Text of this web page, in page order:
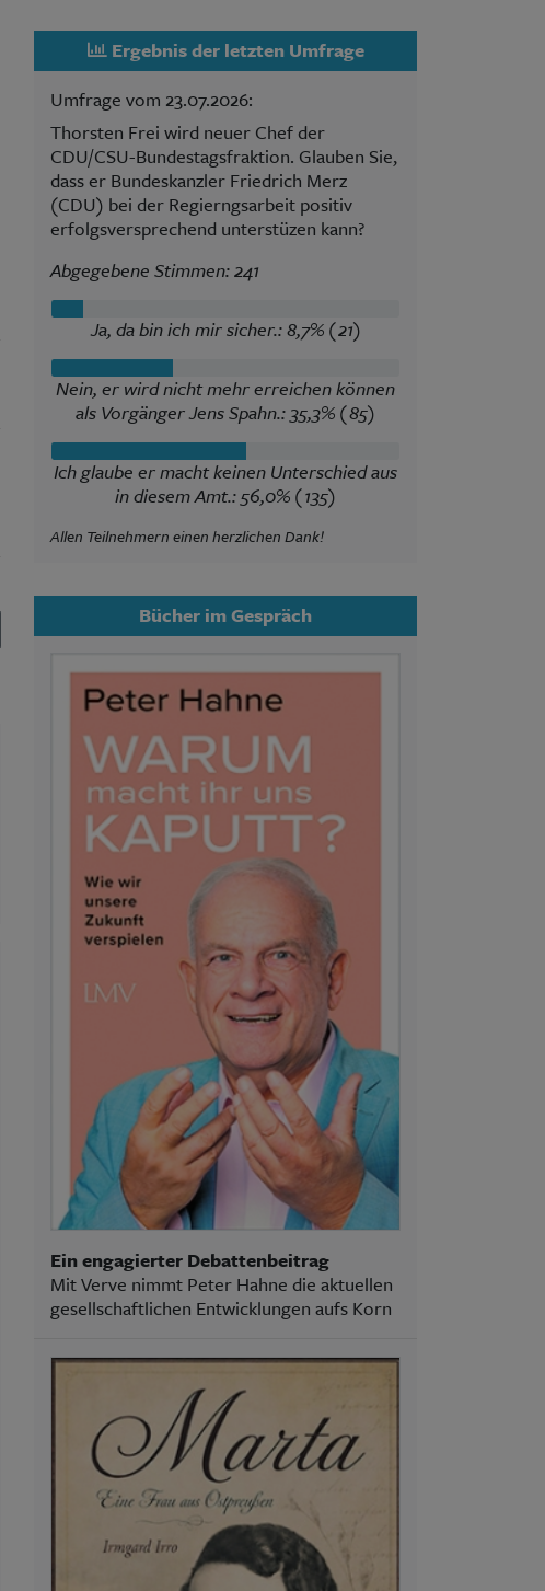
Ergebnis der letzten Umfrage
Umfrage vom 23.07.2026:
Thorsten Frei wird neuer Chef der
CDU/CSU-Bundestagsfraktion. Glauben Sie,
dass er Bundeskanzler Friedrich Merz
(CDU) bei der Regierngsarbeit positiv
erfolgsversprechend unterstüzen kann?
Abgegebene Stimmen: 241
Ja, da bin ich mir sicher.: 8,7% (21)
Nein, er wird nicht mehr erreichen können
als Vorgänger Jens Spahn.: 35,3% (85)
Ich glaube er macht keinen Unterschied aus
in diesem Amt.: 56,0% (135)
Allen Teilnehmern einen herzlichen Dank!
Bücher im Gespräch
Ein engagierter Debattenbeitrag
Mit Verve nimmt Peter Hahne die aktuellen
gesellschaftlichen Entwicklungen aufs Korn